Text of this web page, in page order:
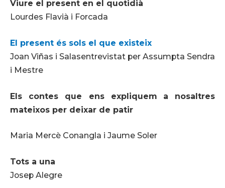
Viure el present en el quotidià
Lourdes Flavià i Forcada
El present és sols el que existeix
Joan Viñas i Salasentrevistat per Assumpta Sendra
i Mestre
Els contes que ens expliquem
a nosaltres
mateixos per deixar de patir
Maria Mercè Conangla i Jaume Soler
Tots a una
Josep Alegre